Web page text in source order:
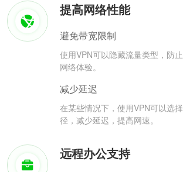
提高网络性能
避免带宽限制
使用VPN可以隐藏流量类型，防
网络体验。
减少延迟
在某些情况下，使用VPN可以选
径，减少延迟，提高网速。
远程办公支持